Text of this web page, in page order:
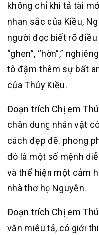
không chỉ khi tả tài
nhan sắc của Kiều,
người đọc biết rõ
“ghen”, “hờn”,”
tô đậm thêm sự bất
của Thúy Kiều.
Đoạn trích Chị em
chân dung nhân vật
cách đẹp đẽ. phong
đó là một số mệnh
và thể hiện một cảm
nhà thơ họ Nguyễn.
Đoạn trích Chị em
văn miêu tả, có giới